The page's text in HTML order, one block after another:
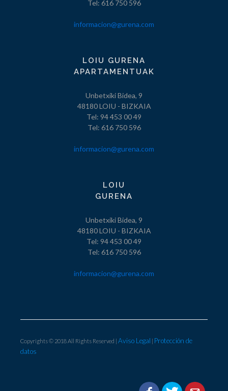
Tel: 616 750 596
informacion@gurena.com
LOIU GURENA
APARTAMENTUAK
Unbetxiki Bidea, 9
48180 LOIU - BIZKAIA
Tel: 94 453 00 49
Tel: 616 750 596
informacion@gurena.com
LOIU
GURENA
Unbetxiki Bidea, 9
48180 LOIU - BIZKAIA
Tel: 94 453 00 49
Tel: 616 750 596
informacion@gurena.com
Copyrights © 2018 All Rights Reserved | Aviso Legal | Protección de
datos